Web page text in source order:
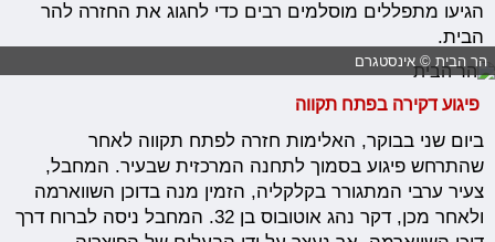
הגיעו מתפללים מוסלמים רבים כדי לחגוג את החזרה להר
הבית.
הר הבית © אינסטגרם
פיגוע דקירה בפתח תקווה
ביום שני בבוקר, האלימות חזרה לפתח תקווה לאחר
שהתרחש פיגוע בסמוך לתחנה המרכזית שבעיר. המחבל,
צעיר ערבי המתגורר בקלקליה, הזמין מנה בדוכן השווארמה
ולאחר מכן, דקר נהג אוטובוס בן 32. המחבל ניסה לברוח דרך